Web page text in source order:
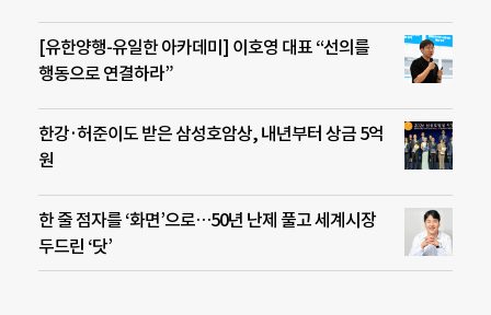
[유한양행-유일한 아카데미] 이호영 대표 “선의를
행동으로 연결하라”
한강·허준이도 받은 삼성호암상, 내년부터 상금 5억
원
한 줄 점자를 ‘화면’으로…50년 난제 풀고 세계시장
두드린 ‘닷’